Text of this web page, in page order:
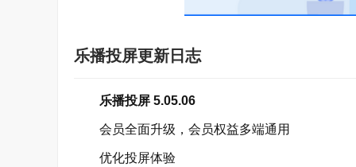
乐播投屏更新日志
乐播投屏 5.05.06
会员全面升级，会员权益多端通用
优化投屏体验